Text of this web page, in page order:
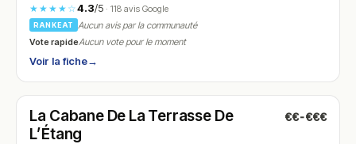
★★★★☆4.3/5· 118 avis Google
RANKEAT
Aucun avis par la communauté
Vote rapideAucun vote pour le moment
Voir la fiche→
N° 16
La Cabane De La Terrasse De
L’Étang
€€-€€€